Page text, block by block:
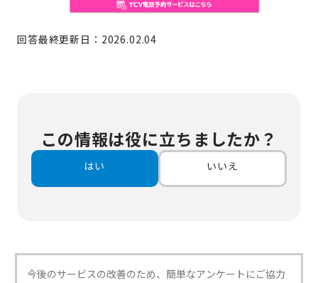
回答最終更新日：2026.02.04
この情報は役に立ちましたか？
はい いいえ